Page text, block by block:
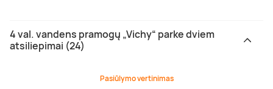
4 val. vandens pramogų „Vichy“ parke dviem
atsiliepimai (24)
Pasiūlymo vertinimas